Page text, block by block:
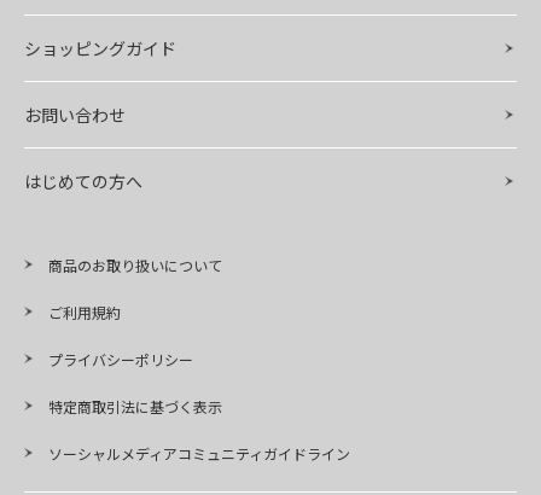
ショッピングガイド
お問い合わせ
はじめての方へ
商品のお取り扱いについて
ご利用規約
プライバシーポリシー
特定商取引法に基づく表示
ソーシャルメディアコミュニティガイドライン